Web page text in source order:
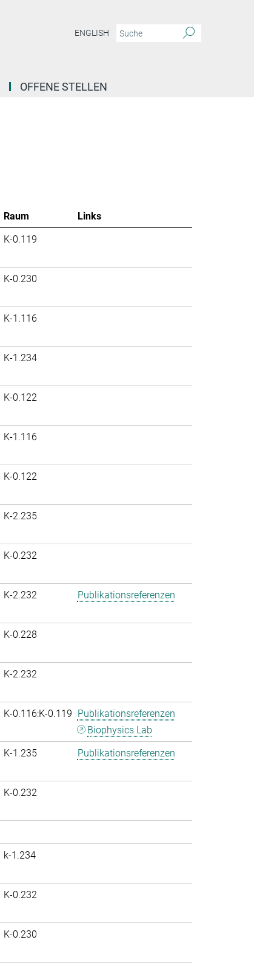
ENGLISH
OFFENE STELLEN
Raum
Links
K-0.119
K-0.230
K-1.116
K-1.234
K-0.122
K-1.116
K-0.122
K-2.235
K-0.232
K-2.232 Publikationsreferenzen
K-0.228
K-2.232
K-0.116:K-0.119 Publikationsreferenzen
Biophysics Lab
K-1.235 Publikationsreferenzen
K-0.232
k-1.234
K-0.232
K-0.230